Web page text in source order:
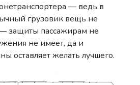
— ведь в
грузовик вещь не
защиты пассажирам не
не имеет, да и
оставляет желать лучшего.